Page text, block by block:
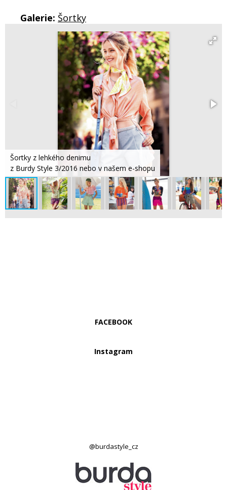
Galerie: Šortky
Šortky z lehkého denimu
z Burdy Style 3/2016 nebo v našem e-shopu
FACEBOOK
Instagram
@burdastyle_cz